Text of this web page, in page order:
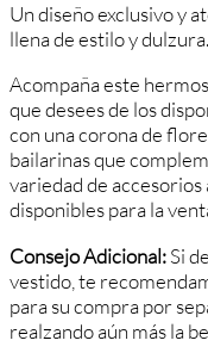
Un diseño exclusivo y
llena de estilo y dulzura.
Acompaña este
que desees de los
con una corona de
bailarinas que
variedad de
disponibles para la
Consejo Adicional:Si
vestido, te
para su compra por
realzando aún más la